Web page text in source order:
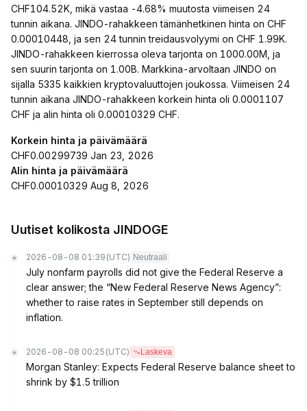
CHF104.52K, mikä vastaa -4.68% muutosta viimeisen 24
tunnin aikana. JINDO-rahakkeen tämänhetkinen hinta on CHF
0.00010448, ja sen 24 tunnin treidausvolyymi on CHF 1.99K.
JINDO-rahakkeen kierrossa oleva tarjonta on 1000.00M, ja
sen suurin tarjonta on 1.00B. Markkina-arvoltaan JINDO on
sijalla 5335 kaikkien kryptovaluuttojen joukossa. Viimeisen 24
tunnin aikana JINDO-rahakkeen korkein hinta oli 0.0001107
CHF ja alin hinta oli 0.00010329 CHF.
Korkein hinta ja päivämäärä
CHF0.00299739 Jan 23, 2026
Alin hinta ja päivämäärä
CHF0.00010329 Aug 8, 2026
Uutiset kolikosta JINDOGE
2026-08-08 01:39 (UTC) Neutraali
July nonfarm payrolls did not give the Federal Reserve a
clear answer; the “New Federal Reserve News Agency”:
whether to raise rates in September still depends on
inflation.
2026-08-08 00:25 (UTC) Laskeva
Morgan Stanley: Expects Federal Reserve balance sheet to
shrink by $1.5 trillion